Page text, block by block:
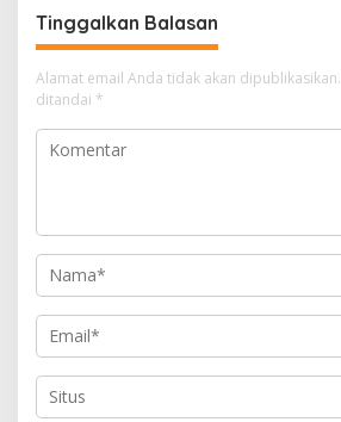
Tinggalkan Balasan
Alamat email Anda tidak akan dipublikasikan.
ditandai *